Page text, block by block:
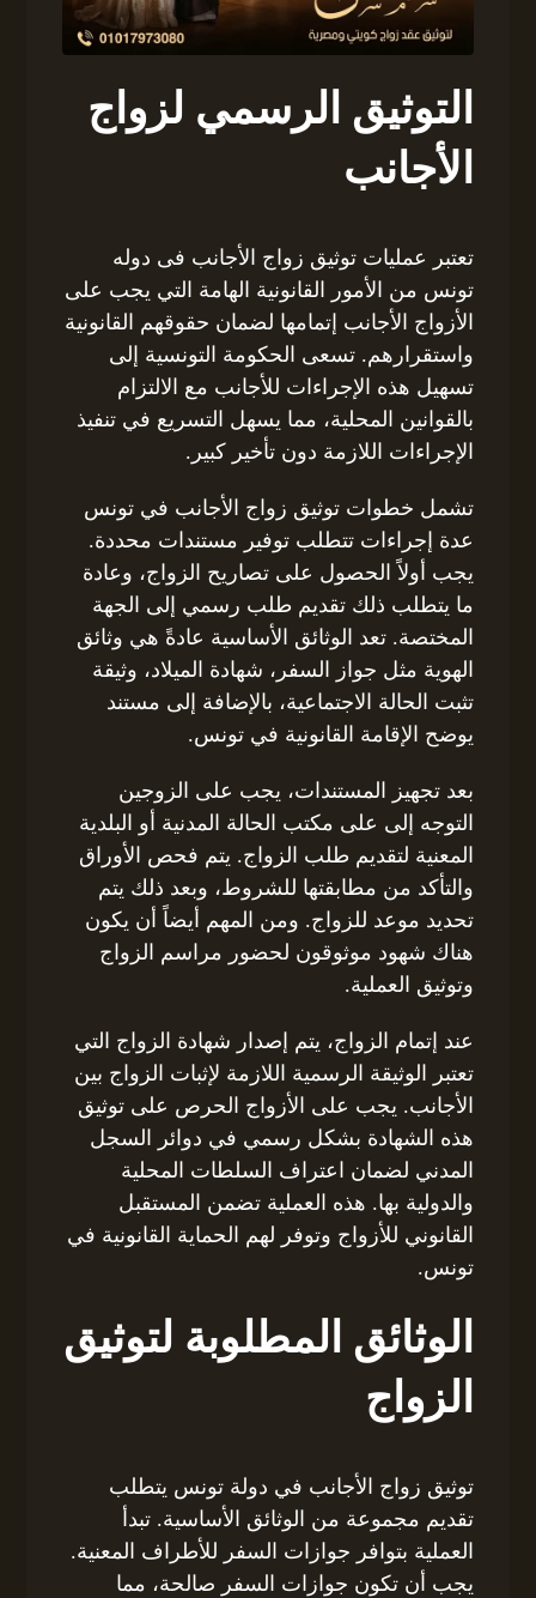
التوثيق الرسمي لزواج
الأجانب
تعتبر عمليات توثيق زواج الأجانب فى دوله
تونس من الأمور القانونية الهامة التي يجب على
الأزواج الأجانب إتمامها لضمان حقوقهم القانونية
واستقرارهم. تسعى الحكومة التونسية إلى
تسهيل هذه الإجراءات للأجانب مع الالتزام
بالقوانين المحلية، مما يسهل التسريع في تنفيذ
الإجراءات اللازمة دون تأخير كبير.
تشمل خطوات توثيق زواج الأجانب في تونس
عدة إجراءات تتطلب توفير مستندات محددة.
يجب أولاً الحصول على تصاريح الزواج، وعادة
ما يتطلب ذلك تقديم طلب رسمي إلى الجهة
المختصة. تعد الوثائق الأساسية عادةً هي وثائق
الهوية مثل جواز السفر، شهادة الميلاد، وثيقة
تثبت الحالة الاجتماعية، بالإضافة إلى مستند
يوضح الإقامة القانونية في تونس.
بعد تجهيز المستندات، يجب على الزوجين
التوجه إلى على مكتب الحالة المدنية أو البلدية
المعنية لتقديم طلب الزواج. يتم فحص الأوراق
والتأكد من مطابقتها للشروط، وبعد ذلك يتم
تحديد موعد للزواج. ومن المهم أيضاً أن يكون
هناك شهود موثوقون لحضور مراسم الزواج
وتوثيق العملية.
عند إتمام الزواج، يتم إصدار شهادة الزواج التي
تعتبر الوثيقة الرسمية اللازمة لإثبات الزواج بين
الأجانب. يجب على الأزواج الحرص على توثيق
هذه الشهادة بشكل رسمي في دوائر السجل
المدني لضمان اعتراف السلطات المحلية
والدولية بها. هذه العملية تضمن المستقبل
القانوني للأزواج وتوفر لهم الحماية القانونية في
تونس.
الوثائق المطلوبة لتوثيق
الزواج
توثيق زواج الأجانب في دولة تونس يتطلب
تقديم مجموعة من الوثائق الأساسية. تبدأ
العملية بتوافر جوازات السفر للأطراف المعنية.
يجب أن تكون جوازات السفر صالحة، مما